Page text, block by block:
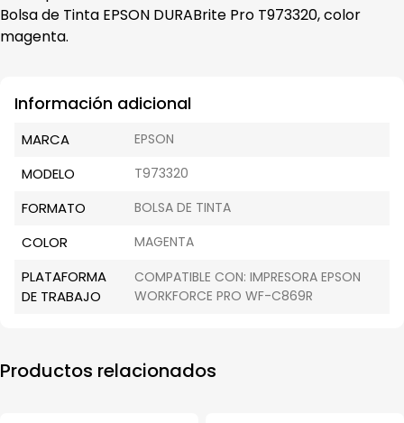
Bolsa de Tinta EPSON DURABrite Pro T973320, color
magenta.
Información adicional
MARCA EPSON
MODELO T973320
FORMATO BOLSA DE TINTA
COLOR MAGENTA
PLATAFORMA
DE TRABAJO
COMPATIBLE CON: IMPRESORA EPSON
WORKFORCE PRO WF-C869R
Productos relacionados